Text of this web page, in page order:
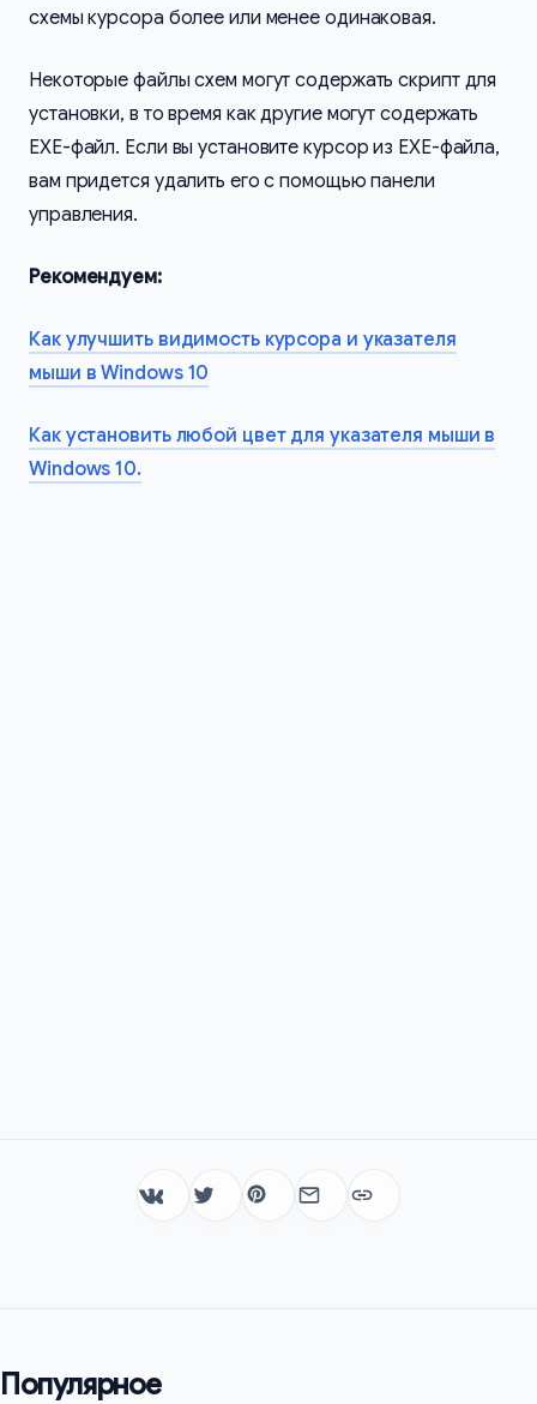
схемы курсора более или менее одинаковая.
Некоторые файлы схем могут содержать скрипт для
установки, в то время как другие могут содержать
EXE-файл. Если вы установите курсор из EXE-файла,
вам придется удалить его с помощью панели
управления.
Рекомендуем:
Как улучшить видимость курсора и указателя
мыши в Windows 10
Как установить любой цвет для указателя мыши в
Windows 10.
Популярное